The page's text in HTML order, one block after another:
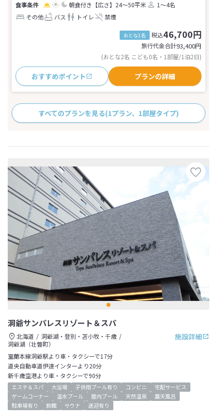
朝食付き 【広さ】24～50平米
1～4名
その他
バス トイレ 禁煙
おとな1名 税込46,700円
旅行代金合計93,400円
(おとな2名 こども0名・1部屋/1泊2日)
おすすめポイント プランの詳細
すべてのプランを見る(1プラン、1部屋タイプ)
洞爺サンパレスリゾート＆スパ
施設詳細
北海道
洞爺湖・登別・苫小牧・千歳
洞爺湖（壮瞥町）
室蘭本線洞爺駅より車・タクシーで17分
道央自動車道伊達インターより20分
新千歳空港より車・タクシーで90分
エステ＆スパ 大浴場 子供用プール有り コンビニ
宅配サービス
ゲームコーナー
温水プール 屋内プール 天然温泉
露天風呂
駐車場有り
旅館 サウナ 送迎有り